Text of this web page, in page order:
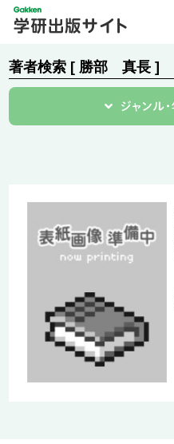
著者検索 [ 勝部 真長 ]